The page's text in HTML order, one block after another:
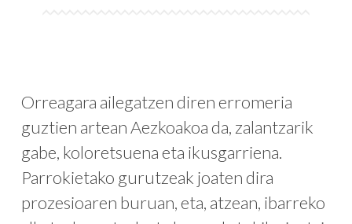
Orreagara ailegatzen diren erromeria
guztien artean Aezkoakoa da, zalantzarik
gabe, koloretsuena eta ikusgarriena.
Parrokietako gurutzeak joaten dira
prozesioaren buruan, eta, atzean, ibarreko